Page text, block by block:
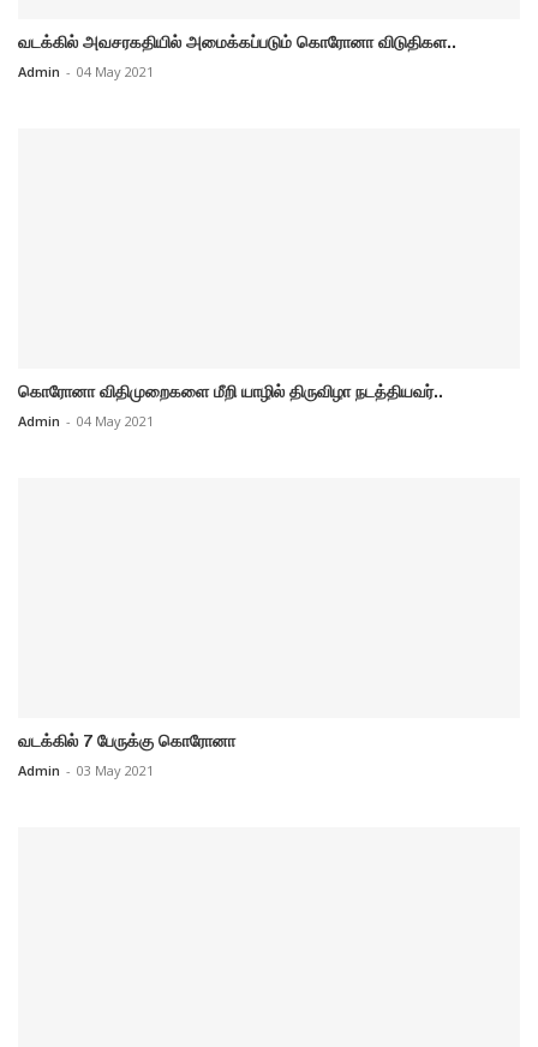
வடக்கில் அவசரகதியில் அமைக்கப்படும் கொரோனா விடுதிகள..
Admin - 04 May 2021
கொரோனா விதிமுறைகளை மீறி யாழில் திருவிழா நடத்தியவர்..
Admin - 04 May 2021
வடக்கில் 7 பேருக்கு கொரோனா
Admin - 03 May 2021